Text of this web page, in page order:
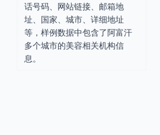
话号码、网站链接、邮箱地
址、国家、城市、详细地址
等，样例数据中包含了阿富汗
多个城市的美容相关机构信
息。